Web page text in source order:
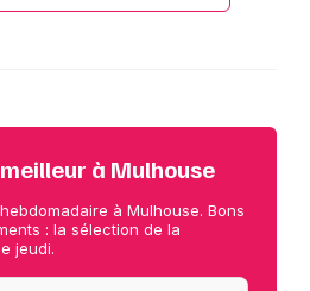
à Mulhouse
à Mulhouse. Bons
: la sélection de la
jeudi.